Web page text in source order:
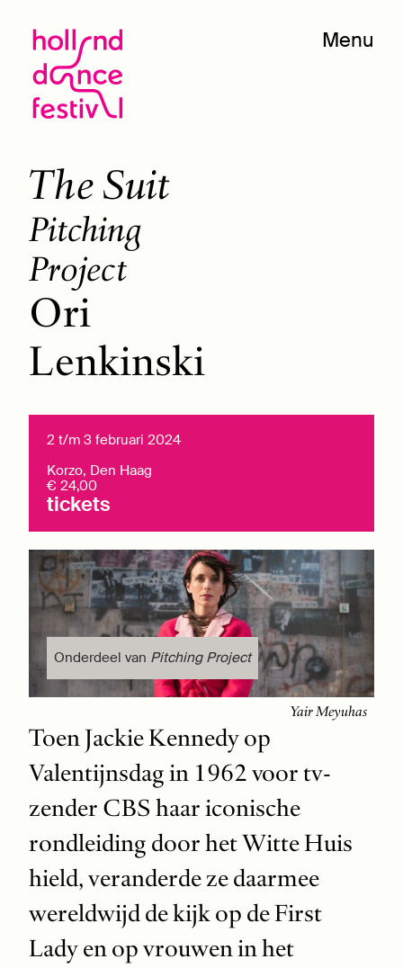
Menu
The Suit
Pitching
Project
Ori
Lenkinski
2 t/m 3 februari 2024
Korzo, Den Haag
€ 24,00
tickets
Yair Meyuhas
Onderdeel van Pitching Project
Toen Jackie Kennedy op
Valentijnsdag in 1962 voor tv-
zender CBS haar iconische
rondleiding door het Witte Huis
hield, veranderde ze daarmee
wereldwijd de kijk op de First
Lady en op vrouwen in het